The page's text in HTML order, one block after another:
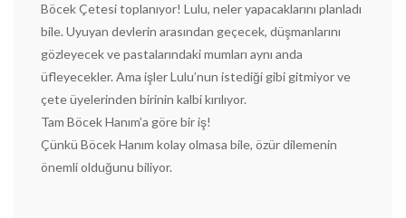
Böcek Çetesi toplanıyor! Lulu, neler yapacaklarını planladı
bile. Uyuyan devlerin arasından geçecek, düşmanlarını
gözleyecek ve pastalarındaki mumları aynı anda
üfleyecekler. Ama işler Lulu’nun istediği gibi gitmiyor ve
çete üyelerinden birinin kalbi kırılıyor.
Tam Böcek Hanım’a göre bir iş!
Çünkü Böcek Hanım kolay olmasa bile, özür dilemenin
önemli olduğunu biliyor.